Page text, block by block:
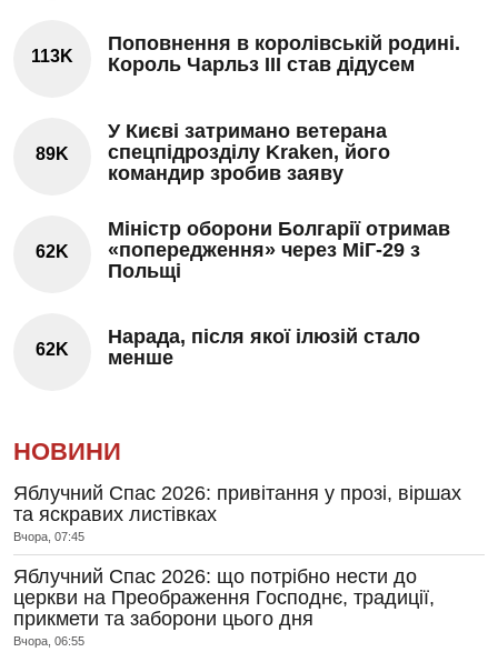
113K
Поповнення в королівській родині.
Король Чарльз III став дідусем
89K
У Києві затримано ветерана
спецпідрозділу Kraken, його
командир зробив заяву
62K
Міністр оборони Болгарії отримав
«попередження» через МіГ-29 з
Польщі
62K
Нарада, після якої ілюзій стало
менше
НОВИНИ
Яблучний Спас 2026: привітання у прозі, віршах
та яскравих листівках
Вчора, 07:45
Яблучний Спас 2026: що потрібно нести до
церкви на Преображення Господнє, традиції,
прикмети та заборони цього дня
Вчора, 06:55